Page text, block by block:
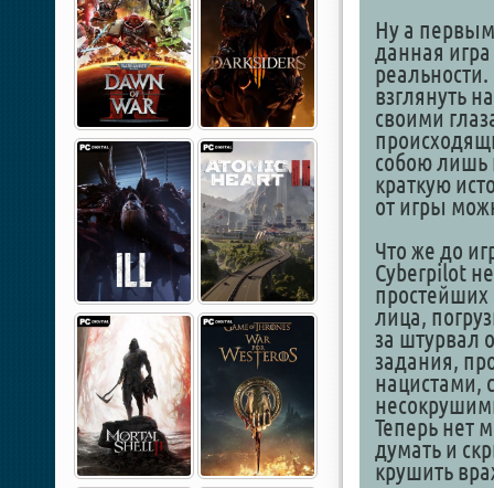
Ну а первым
данная
взглянуть
своими
собою лишь
краткую
от игры
Что же до
Cyberpilot
лица,
за штурвал
задания,
нацистами,
Теперь нет
думать и
крушить